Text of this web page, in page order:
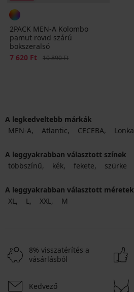
2PACK MEN-A Kolombo
pamut rövid szárú
bokszeralsó
Kedvezmény
7 620 Ft Eredeti ár
10 890 Ft
A legkedveltebb márkák
MEN-A
Atlantic CECEBA Lonka
A leggyakrabban választott színek
többszínű
kék fekete szürke
A leggyakrabban választott méretek
XL
L XXL M
8% visszatérítés a
vásárlásból
Kedvező